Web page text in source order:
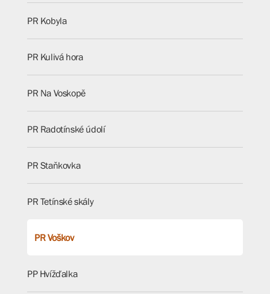
PR Kobyla
PR Kulivá hora
PR Na Voskopě
PR Radotínské údolí
PR Staňkovka
PR Tetínské skály
PR Voškov
PP Hvížďalka